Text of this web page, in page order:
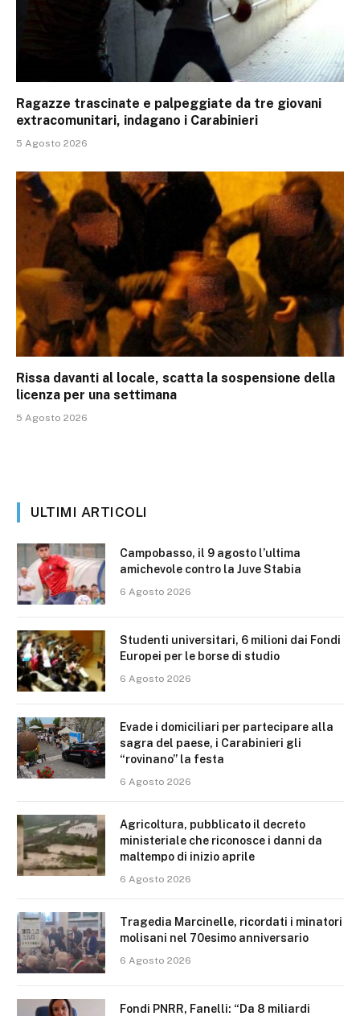
Ragazze trascinate e palpeggiate da tre giovani
extracomunitari, indagano i Carabinieri
5 Agosto 2026
Rissa davanti al locale, scatta la sospensione della
licenza per una settimana
5 Agosto 2026
ULTIMI ARTICOLI
Campobasso, il 9 agosto l’ultima
amichevole contro la Juve Stabia
6 Agosto 2026
Studenti universitari, 6 milioni dai Fondi
Europei per le borse di studio
6 Agosto 2026
Evade i domiciliari per partecipare alla
sagra del paese, i Carabinieri gli
“rovinano” la festa
6 Agosto 2026
Agricoltura, pubblicato il decreto
ministeriale che riconosce i danni da
maltempo di inizio aprile
6 Agosto 2026
Tragedia Marcinelle, ricordati i minatori
molisani nel 70esimo anniversario
6 Agosto 2026
Fondi PNRR, Fanelli: “Da 8 miliardi